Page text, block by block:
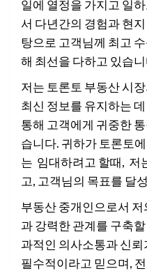
일에 열정을 가지고 일
서 다년간의 경험과 현
탕으로 고객님께 최고
해 최선을 다하고 있습
저는 토론토 부동산 시
최신 정보를 유지하는
통해 고객에게 귀중한
습니다. 귀하가 토론토
는 임대하려고 할때, 저
고, 고객님의 목표를 달
부동산 중개인으로서
과 강력한 관계를 구축
과적인 의사소통과 신
필수적이라고 믿으며,